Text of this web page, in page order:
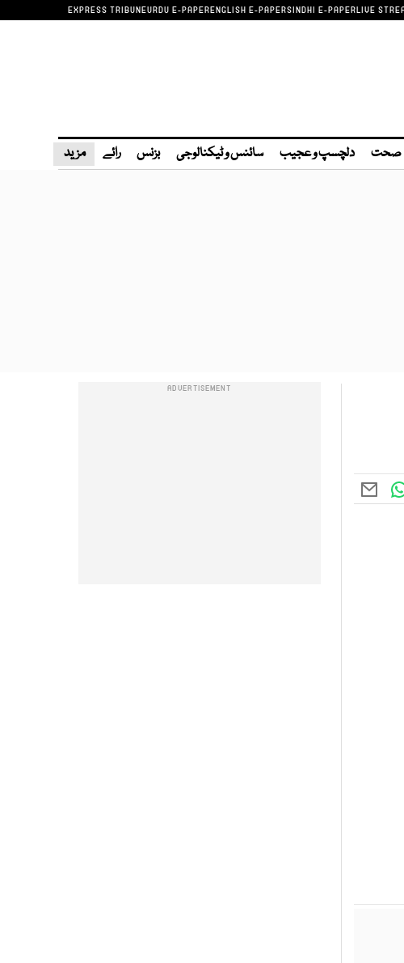
EXPRESS TRIBUNEURDU E-PAPERENGLISH E-PAPERSINDHI E-PAPERLIVE
صحت دلچسپ و عجیب سائنس و ٹیکنالوجی بزنس رائے مزید